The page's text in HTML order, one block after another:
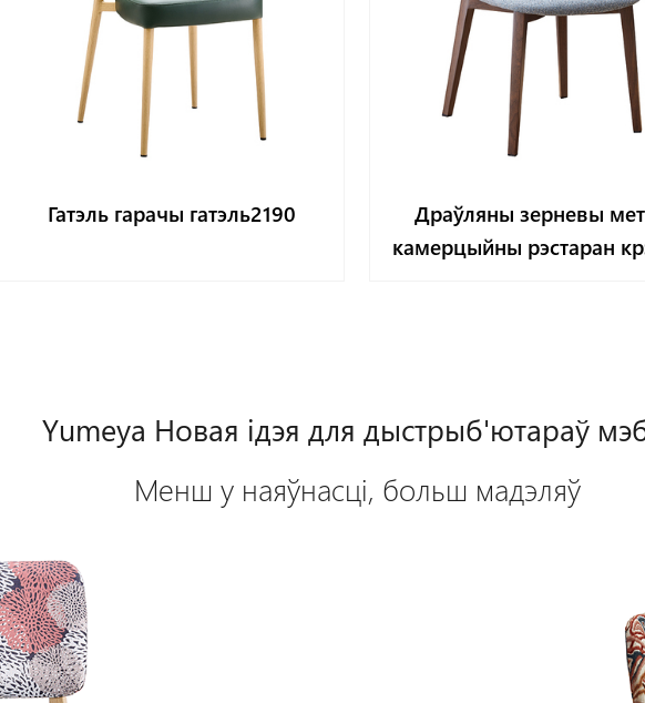
Гатэль гарачы гатэль2190
Драўляны зерневы
камерцыйны рэстаран
Yumeya Новая ідэя для дыстрыб'ютараў
Менш у наяўнасці, больш мадэляў